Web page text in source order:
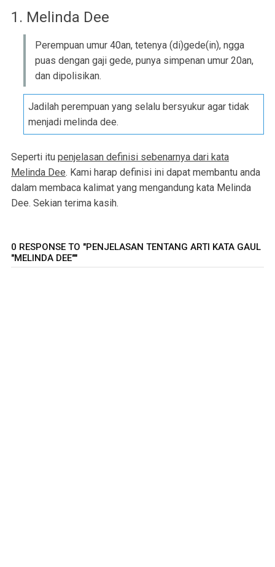
1. Melinda Dee
Perempuan umur 40an, tetenya (di)gede(in), ngga
puas dengan gaji gede, punya simpenan umur 20an,
dan dipolisikan.
Jadilah perempuan yang selalu bersyukur agar tidak
menjadi melinda dee.
Seperti itu penjelasan definisi sebenarnya dari kata
Melinda Dee. Kami harap definisi ini dapat membantu anda
dalam membaca kalimat yang mengandung kata Melinda
Dee. Sekian terima kasih.
0 RESPONSE TO "PENJELASAN TENTANG ARTI KATA GAUL
"MELINDA DEE""